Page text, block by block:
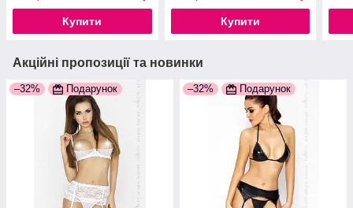
Купити Купити
Акційні пропозиції та новинки
–32% Подарунок –32% Подарунок